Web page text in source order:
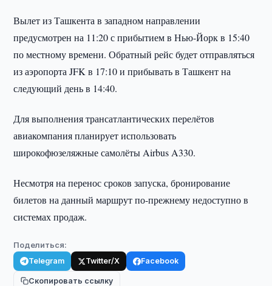
Вылет из Ташкента в западном направлении
предусмотрен на 11:20 с прибытием в Нью-Йорк в 15:40
по местному времени. Обратный рейс будет отправляться
из аэропорта JFK в 17:10 и прибывать в Ташкент на
следующий день в 14:40.
Для выполнения трансатлантических перелётов
авиакомпания планирует использовать
широкофюзеляжные самолёты Airbus A330.
Несмотря на перенос сроков запуска, бронирование
билетов на данный маршрут по-прежнему недоступно в
системах продаж.
Поделиться:
Telegram Twitter/X Facebook
Скопировать ссылку